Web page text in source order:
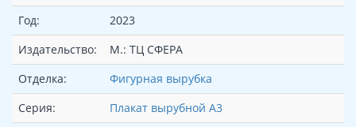
Год:
2023
Издательство:
М.: ТЦ СФЕРА
Отделка:
Фигурная вырубка
Серия:
Плакат вырубной А3